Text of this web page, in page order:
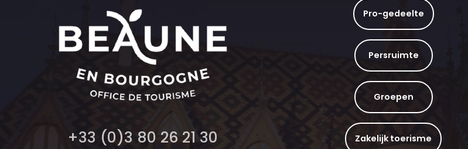
+33 (0)3 80 26 21 30
Pro-gedeelte
Persruimte
Groepen
Zakelijk toerisme